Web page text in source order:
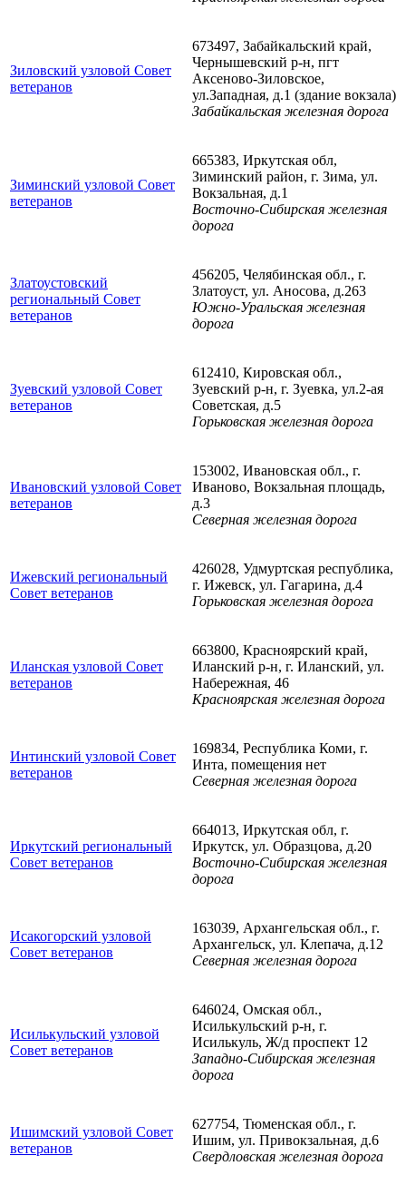
Зиловский узловой Совет
ветеранов
673497, Забайкальский край,
Чернышевский р-н, пгт
Аксеново-Зиловское,
ул.Западная, д.1 (здание вокзала)
Забайкальская железная дорога
Зиминский узловой Совет
ветеранов
665383, Иркутская обл,
Зиминский район, г. Зима, ул.
Вокзальная, д.1
Восточно-Сибирская железная
дорога
Златоустовский
региональный Совет
ветеранов
456205, Челябинская обл., г.
Златоуст, ул. Аносова, д.263
Южно-Уральская железная
дорога
Зуевский узловой Совет
ветеранов
612410, Кировская обл.,
Зуевский р-н, г. Зуевка, ул.2-ая
Советская, д.5
Горьковская железная дорога
Ивановский узловой Совет
ветеранов
153002, Ивановская обл., г.
Иваново, Вокзальная площадь,
д.3
Северная железная дорога
Ижевский региональный
Совет ветеранов
426028, Удмуртская республика,
г. Ижевск, ул. Гагарина, д.4
Горьковская железная дорога
Иланская узловой Совет
ветеранов
663800, Красноярский край,
Иланский р-н, г. Иланский, ул.
Набережная, 46
Красноярская железная дорога
Интинский узловой Совет
ветеранов
169834, Республика Коми, г.
Инта, помещения нет
Северная железная дорога
Иркутский региональный
Совет ветеранов
664013, Иркутская обл, г.
Иркутск, ул. Образцова, д.20
Восточно-Сибирская железная
дорога
Исакогорский узловой
Совет ветеранов
163039, Архангельская обл., г.
Архангельск, ул. Клепача, д.12
Северная железная дорога
Исилькульский узловой
Совет ветеранов
646024, Омская обл.,
Исилькульский р-н, г.
Исилькуль, Ж/д проспект 12
Западно-Сибирская железная
дорога
Ишимский узловой Совет
ветеранов
627754, Тюменская обл., г.
Ишим, ул. Привокзальная, д.6
Свердловская железная дорога